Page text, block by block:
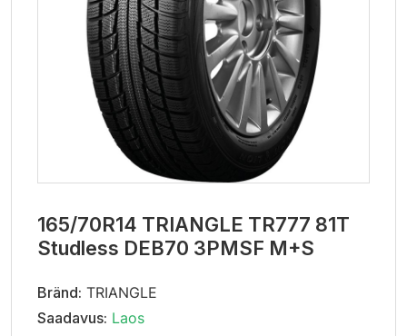
165/70R14 TRIANGLE TR777 81T
Studless DEB70 3PMSF M+S
Bränd: TRIANGLE
Saadavus: Laos